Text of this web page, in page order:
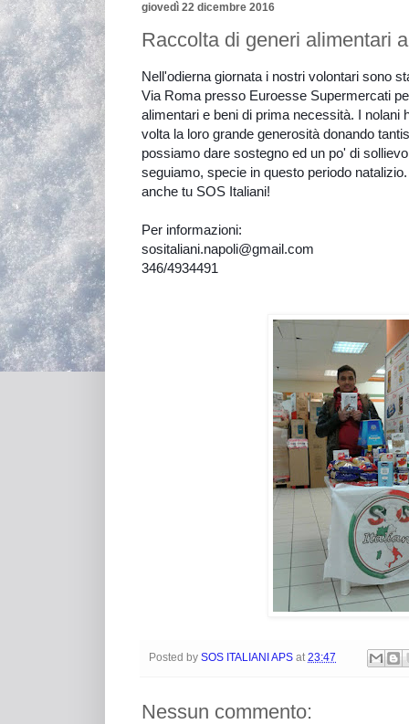
giovedì 22 dicembre 2016
Raccolta di generi alimentari
Nell'odierna giornata i nostri volontari sono
Via Roma presso Euroesse Supermercati
alimentari e beni di prima necessità. I nolani
volta la loro grande generosità donando
possiamo dare sostegno ed un po' di
seguiamo, specie in questo periodo
anche tu SOS Italiani!
Per informazioni:
sositaliani.napoli@gmail.com
346/4934491
Posted by SOS ITALIANI APS at 23:47
Nessun commento: